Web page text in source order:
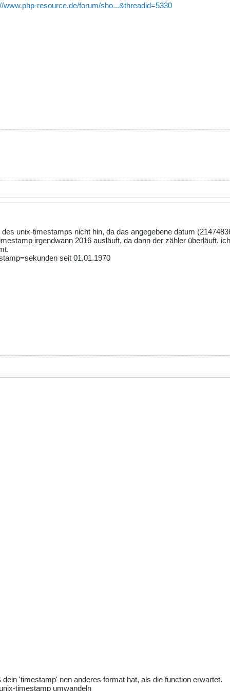
www.php-resource.de/forum/sho...&threadid=5330
unix-timestamps nicht hin, da das angegebene datum
irgendwann 2016 ausläuft, da dann der zähler überläuft.
seit 01.01.1970
'timestamp' nen anderes format hat, als die function erwartet.
timestamp umwandeln